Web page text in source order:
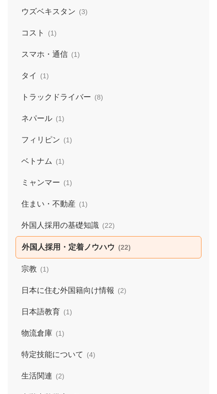
ウズベキスタン (3)
コスト (1)
スマホ・通信 (1)
タイ (1)
トラックドライバー (8)
ネパール (1)
フィリピン (1)
ベトナム (1)
ミャンマー (1)
住まい・不動産 (1)
外国人採用の基礎知識 (22)
外国人採用・定着ノウハウ (22)
宗教 (1)
日本に住む外国籍向け情報 (2)
日本語教育 (1)
物流倉庫 (1)
特定技能について (4)
生活関連 (2)